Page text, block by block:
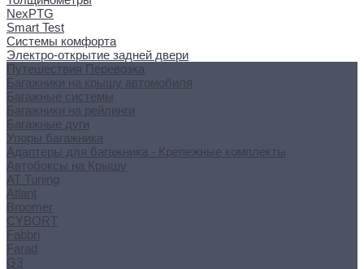
NexPTG
Smart Test
Системы комфорта
Электро-открытие задней двери
Путешествия Перевозка
Багажники на крышу автомобиля
Багажные системы
Багажники на рейлинги
Багажные дуги
Упоры багажника
Адаптеры для багажника - Крепежные комплекты
Автобоксы на Крышу
AT Tuning
Atlant
Broomer
CYBORT
Fabbri
Farad
G3